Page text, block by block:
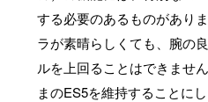
する必要のあるものがあり
ラが素晴らしくても、腕の
ルを上回ることはできませ
まのES5を維持することに